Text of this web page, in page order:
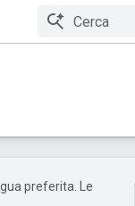
preferita. Le